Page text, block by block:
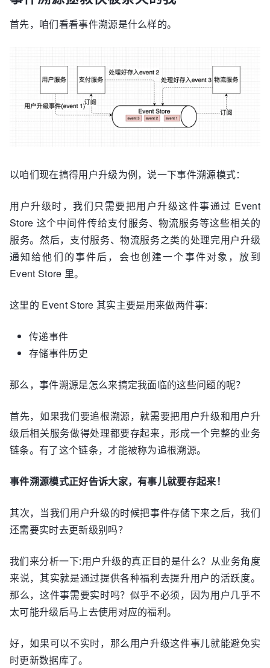
首先，咱们看看事件溯源是什么样的。
以咱们现在搞得用户升级为例，说一下事件溯源模式：
用户升级时，我们只需要把用户升级这件事通过 Event
Store 这个中间件传给支付服务、物流服务等这些相关的
服务。然后，支付服务、物流服务之类的处理完用户升级
通知给他们的事件后，会也创建一个事件对象，放到
Event Store 里。
这里的 Event Store 其实主要是用来做两件事:
传递事件
存储事件历史
那么，事件溯源是怎么来搞定我面临的这些问题的呢？
首先，如果我们要追根溯源，就需要把用户升级和用户升
级后相关服务做得处理都要存起来，形成一个完整的业务
链条。有了这个链条，才能被称为追根溯源。
事件溯源模式正好告诉大家，有事儿就要存起来！
其次，当我们用户升级的时候把事件存储下来之后，我们
还需要实时去更新级别吗？
我们来分析一下:用户升级的真正目的是什么？从业务角度
来说，其实就是通过提供各种福利去提升用户的活跃度。
那么，这件事需要实时吗？似乎不必须，因为用户几乎不
太可能升级后马上去使用对应的福利。
好，如果可以不实时，那么用户升级这件事儿就能避免实
时更新数据库了。